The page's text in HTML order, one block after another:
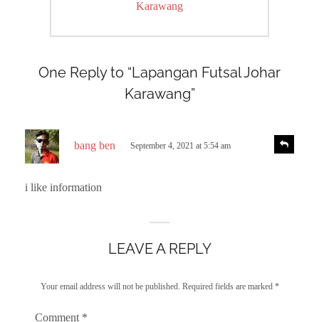
Karawang
One Reply to “Lapangan Futsal Johar
Karawang”
bang ben September 4, 2021 at 5:54 am
i like information
e
LEAVE A REPLY
Your email address will not be published. Required fields are marked *
Comment *